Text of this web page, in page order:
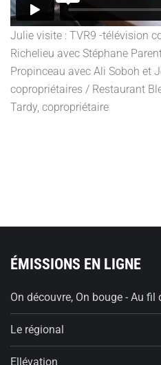
Julie visite : TVR9 -télévision
Richelieu avec Stéphane
Propinceau avec Ali Soboh et
copropriétaires / Restaurant
Tardy, copropriétaire
ÉMISSIONS EN LIGNE
On découvre, On bouge - Au fil
Le régional
Ellévation